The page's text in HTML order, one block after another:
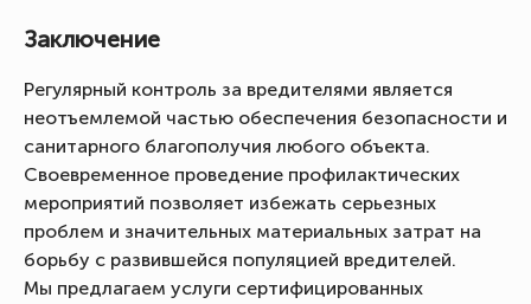
Заключение
Регулярный контроль за вредителями является
неотъемлемой частью обеспечения безопасности и
санитарного благополучия любого объекта.
Своевременное проведение профилактических
мероприятий позволяет избежать серьезных
проблем и значительных материальных затрат на
борьбу с развившейся популяцией вредителей.
Мы предлагаем услуги сертифицированных